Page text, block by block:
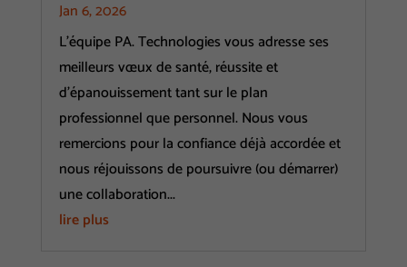
Jan 6, 2026
L'équipe PA. Technologies vous adresse ses
meilleurs vœux de santé, réussite et
d'épanouissement tant sur le plan
professionnel que personnel. Nous vous
remercions pour la confiance déjà accordée et
nous réjouissons de poursuivre (ou démarrer)
une collaboration...
lire plus